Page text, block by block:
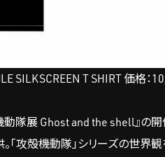
SILKSCREEN T SHIRT 価格：
隊展 Ghost and the shell』の
「攻殻機動隊」シリーズの世界